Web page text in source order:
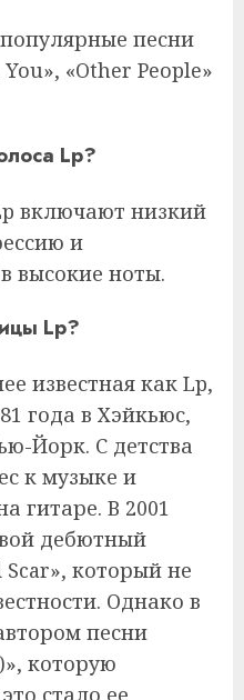
песни
«Other People»
Lp?
включают низкий
и
высокие ноты.
Lp?
известная как Lp,
года в Хэйкьюс,
Йорк. С детства
к музыке и
гитаре. В 2001
дебютный
который не
Однако в
песни
которую
стало ее